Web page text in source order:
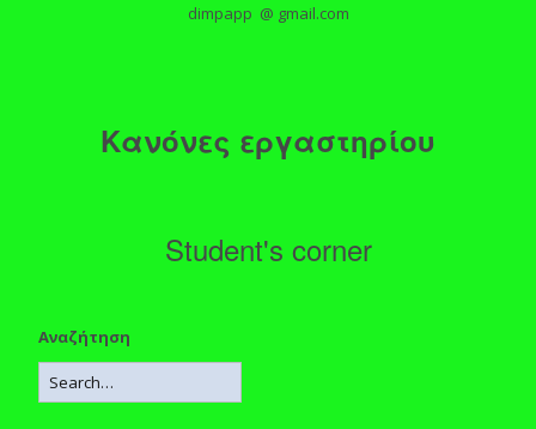
dimpapp @ gmail.com
Κανόνες εργαστηρίου
Student's corner
Αναζήτηση